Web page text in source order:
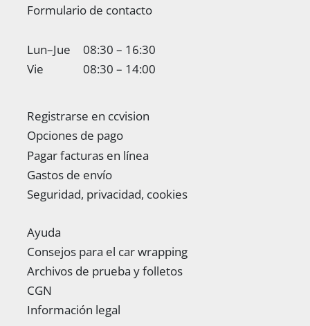
Formulario de contacto
Lun–Jue
08:30 – 16:30
Vie
08:30 – 14:00
Registrarse en ccvision
Opciones de pago
Pagar facturas en línea
Gastos de envío
Seguridad, privacidad, cookies
Ayuda
Consejos para el car wrapping
Archivos de prueba y folletos
CGN
Información legal